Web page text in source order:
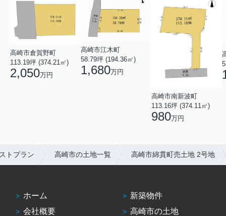
高崎市倉賀野町
113.19坪 (374.21㎡)
2,050万円
高崎市江木町
58.79坪 (194.36㎡)
1,680万円
高崎市南新波町
113.16坪 (374.11㎡)
980万円
トプラン 高崎市の土地一覧 高崎市綿貫町売土地 2号地
ホーム
会社概要
新築物件
高崎市の土地